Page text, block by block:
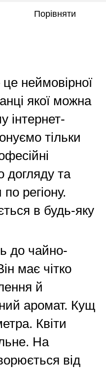
Порівняти
неймовірної
якої можна
інтернет-
тільки
догляду та
регіону.
в будь-яку
до чайно-
має чітко
й
аромат. Кущ
Квіти
На
від